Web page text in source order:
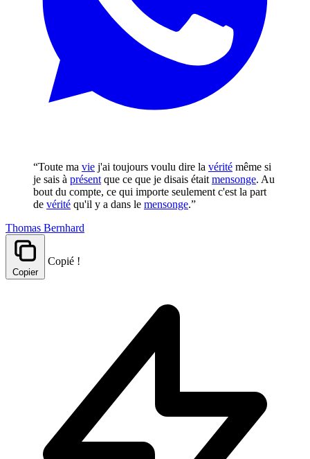
“Toute ma vie j'ai toujours voulu dire la vérité même si
je sais à présent que ce que je disais était mensonge. Au
bout du compte, ce qui importe seulement c'est la part
de vérité qu'il y a dans le mensonge.”
Thomas Bernhard
Copier
Copié !